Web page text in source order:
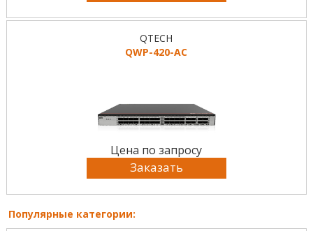
QTECH
QWP-420-AC
Цена по запросу
Заказать
Популярные категории: